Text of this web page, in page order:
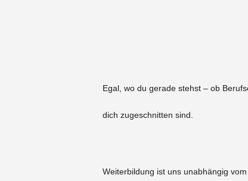
Egal, wo du gerade stehst – ob
dich zugeschnitten sind.
Weiterbildung ist uns unabhängig